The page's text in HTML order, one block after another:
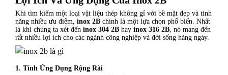
Khi tìm kiếm một loại vật liệu thép không gỉ với bề mặt đẹp và tính
năng nhiều ưu điểm, inox 2B chính là một lựa chọn phổ biến. Nhất
là khi chúng ta xét đến inox 304 2B hay inox 316 2B , nó mang đến
rất nhiều lợi ích cho các ngành công nghiệp và đời sống hàng ngày.
1. Tính Ứng Dụng Rộng Rãi